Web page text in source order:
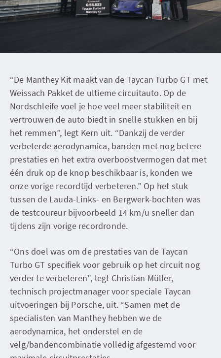
“De Manthey Kit maakt van de Taycan Turbo GT met
Weissach Pakket de ultieme circuitauto. Op de
Nordschleife voel je hoe veel meer stabiliteit en
vertrouwen de auto biedt in snelle stukken en bij
het remmen”, legt Kern uit. “Dankzij de verder
verbeterde aerodynamica, banden met nog betere
prestaties en het extra overboostvermogen dat met
één druk op de knop beschikbaar is, konden we
onze vorige recordtijd verbeteren.” Op het stuk
tussen de Lauda-Links- en Bergwerk-bochten was
de testcoureur bijvoorbeeld 14 km/u sneller dan
tijdens zijn vorige recordronde.
“Ons doel was om de prestaties van de Taycan
Turbo GT specifiek voor gebruik op het circuit nog
verder te verbeteren”, legt Christian Müller,
technisch projectmanager voor speciale Taycan
uitvoeringen bij Porsche, uit. “Samen met de
specialisten van Manthey hebben we de
aerodynamica, het onderstel en de
velg/bandencombinatie volledig afgestemd voor